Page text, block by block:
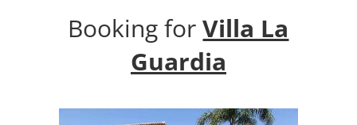
Booking forVilla La
Guardia